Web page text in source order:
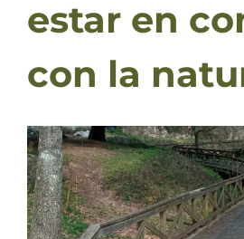
estar en
con la
Ver
imagen
más
grande